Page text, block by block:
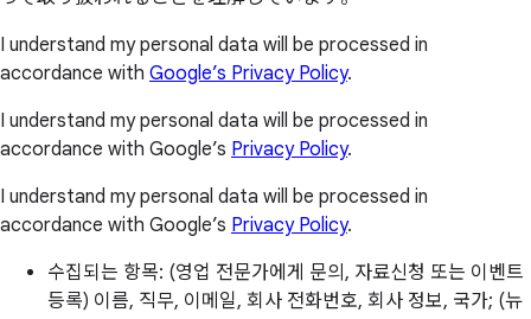
I understand my personal data will be processed in
accordance with Google’s Privacy Policy.
I understand my personal data will be processed in
accordance with Google’s Privacy Policy.
I understand my personal data will be processed in
accordance with Google’s Privacy Policy.
수집되는 항목: (영업 전문가에게 문의, 자료신청 또는 이벤트
등록) 이름, 직무, 이메일, 회사 전화번호, 회사 정보, 국가; (뉴